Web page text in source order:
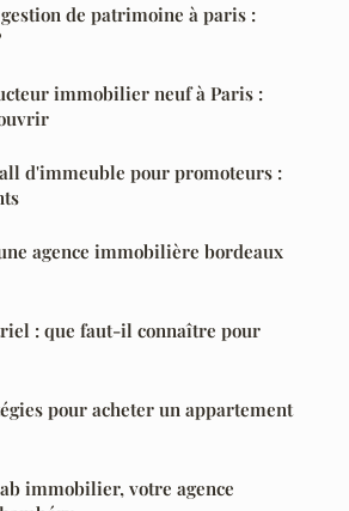
de patrimoine à paris :
immobilier neuf à Paris :
d'immeuble pour promoteurs :
agence immobilière bordeaux
: que faut-il connaître pour
pour acheter un appartement
immobilier, votre agence